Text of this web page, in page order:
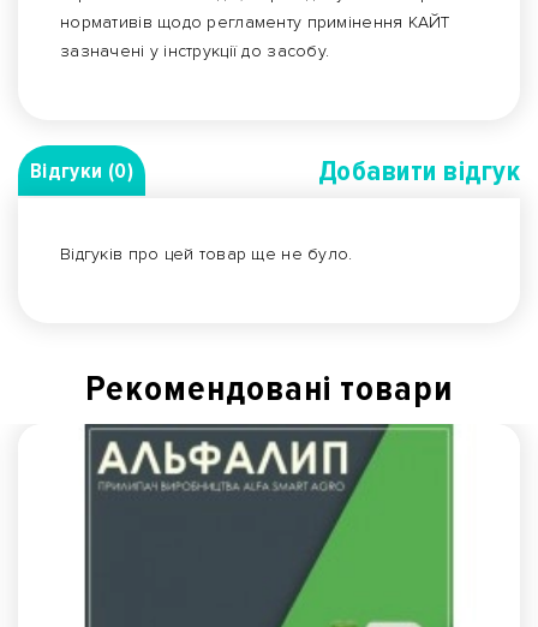
нормативів щодо регламенту примінення КАЙТ
зазначені у інструкції до засобу.
Відгуки (0) Добавити вiдгук
Відгуків про цей товар ще не було.
Рекомендованi товари